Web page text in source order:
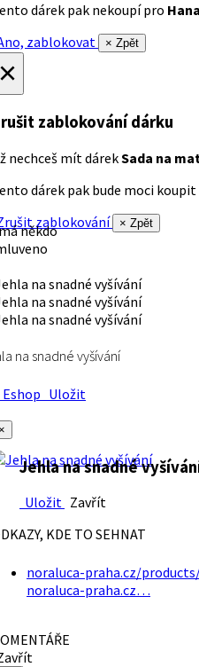
dárek pak nekoupí pro
zablokovat
× Zpět
zablokování dárku
nechceš mít dárekSada na
dárek pak bude moci
zablokování
× Zpět
někdo
na snadné vyšívání
Uložit
Jehla na snadné
Uložit Zavřít
KDE TO SEHNAT
noraluca-praha.cz/
noraluca-praha.cz…